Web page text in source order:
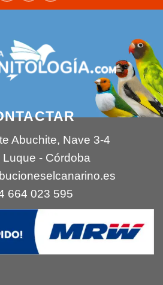
Abuchite, Nave 3-4
Luque - Córdoba
664 023 595